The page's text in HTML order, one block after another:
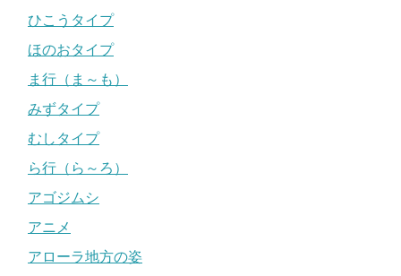
ひこうタイプ
ほのおタイプ
ま行（ま～も）
みずタイプ
むしタイプ
ら行（ら～ろ）
アゴジムシ
アニメ
アローラ地方の姿